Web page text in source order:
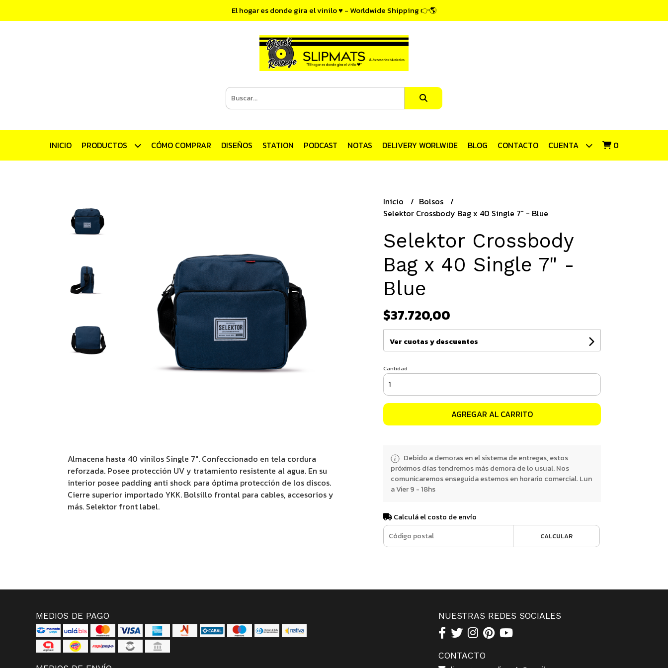
El hogar es donde gira el vinilo ♥ - Worldwide Shipping 👉🌎
INICIO PRODUCTOS CÓMO COMPRAR DISEÑOS STATION PODCAST NOTAS DELIVERY WORLWIDE BLOG CONTACTO CUENTA 0
Almacena hasta 40 vinilos Single 7". Confeccionado en tela cordura
reforzada. Posee protección UV y tratamiento resistente al agua. En su
interior posee padding anti shock para óptima protección de los discos.
Cierre superior importado YKK. Bolsillo frontal para cables, accesorios y
más. Selektor front label.
Inicio
Bolsos
Selektor Crossbody Bag x 40 Single 7" - Blue
Selektor Crossbody
Bag x 40 Single 7" -
Blue
$37.720,00
Ver cuotas y descuentos
Cantidad
AGREGAR AL CARRITO
Debido a demoras en el sistema de entregas, estos
próximos días tendremos más demora de lo usual. Nos
comunicaremos enseguida estemos en horario comercial. Lun
a Vier 9 - 18hs
Calculá el costo de envío
CALCULAR
MEDIOS DE PAGO NUESTRAS REDES SOCIALES
CONTACTO